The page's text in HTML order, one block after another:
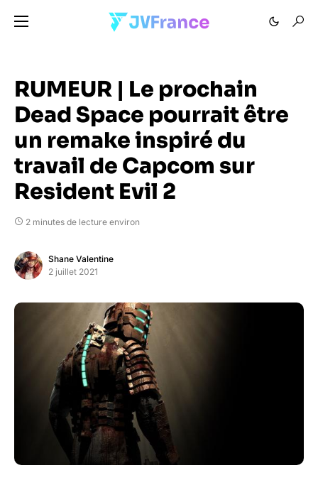
RUMEUR | Le prochain
Dead Space pourrait être
un remake inspiré du
travail de Capcom sur
Resident Evil 2
2 minutes de lecture environ
Shane Valentine
2 juillet 2021